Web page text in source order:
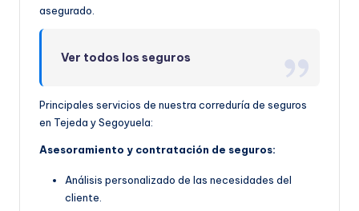
asegurado.
Ver todos los seguros
Principales servicios de nuestra correduría de seguros
en Tejeda y Segoyuela:
Asesoramiento y contratación de seguros:
Análisis personalizado de las necesidades del
cliente.